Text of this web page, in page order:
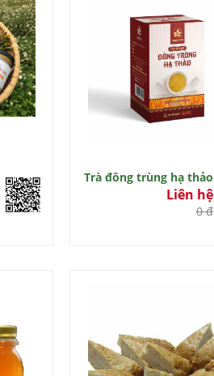
Trà đông trùng hạ thảo
Liên hệ
0 đ